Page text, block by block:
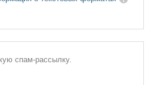
спам-рассылку.